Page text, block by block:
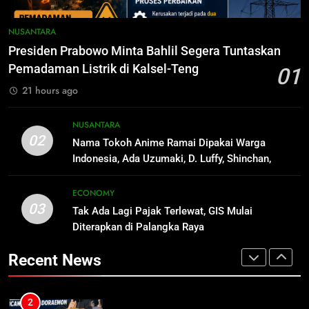
1
Segera Tuntaskan Pemadaman
Listrik di Kalsel-Teng
NUSANTARA
Nama Tokoh Anime Ramai Dipakai
Warga Indonesia, Ada Uzumaki, D.
Luffy, Shinchan, hingga Doraemon
NUSANTARA
3
Tak Ada Lagi Pajak Terlewat, GIS
Mulai Diterapkan di Palangka Raya
NUSANTARA
Presiden Prabowo Minta Bahlil Segera Tuntaskan
Pemadaman Listrik di Kalsel-Teng
01
21 hours ago
02
NUSANTARA
Nama Tokoh Anime Ramai Dipakai Warga
Indonesia, Ada Uzumaki, D. Luffy, Shinchan,
hingga Doraemon
03
ECONOMY
Tak Ada Lagi Pajak Terlewat, GIS Mulai
Diterapkan di Palangka Raya
Recent News
8
Harga Pertalite Subsidi Eceran di
Lamandau Masih Tembus Rp15
Presiden Prabowo Minta Bahlil
Segera Tuntaskan Pemadaman
NUSANTARA
2
Nama Tokoh Anime Ramai Dipakai
Warga Indonesia, Ada Uzumaki, D.
Luffy, Shinchan, hingga Doraemon
3